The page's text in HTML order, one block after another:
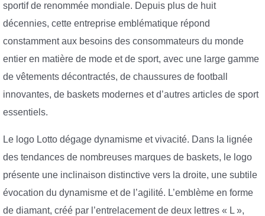
sportif de renommée mondiale. Depuis plus de huit
décennies, cette entreprise emblématique répond
constamment aux besoins des consommateurs du monde
entier en matière de mode et de sport, avec une large gamme
de vêtements décontractés, de chaussures de football
innovantes, de baskets modernes et d’autres articles de sport
essentiels.
Le logo Lotto dégage dynamisme et vivacité. Dans la lignée
des tendances de nombreuses marques de baskets, le logo
présente une inclinaison distinctive vers la droite, une subtile
évocation du dynamisme et de l’agilité. L’emblème en forme
de diamant, créé par l’entrelacement de deux lettres « L »,